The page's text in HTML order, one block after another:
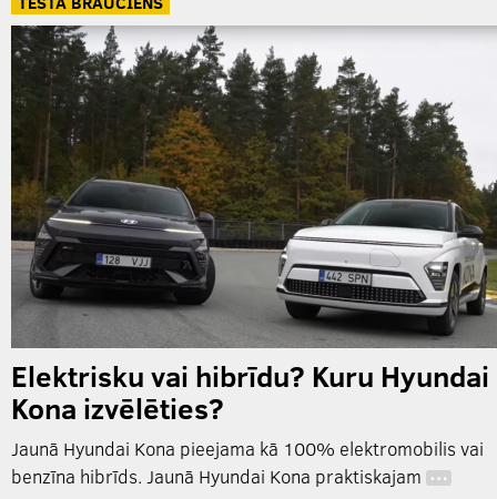
Elektrisku vai hibrīdu? Kuru Hyundai
Kona izvēlēties?
Jaunā Hyundai Kona pieejama kā 100% elektromobilis vai
benzīna hibrīds. Jaunā Hyundai Kona praktiskajam …